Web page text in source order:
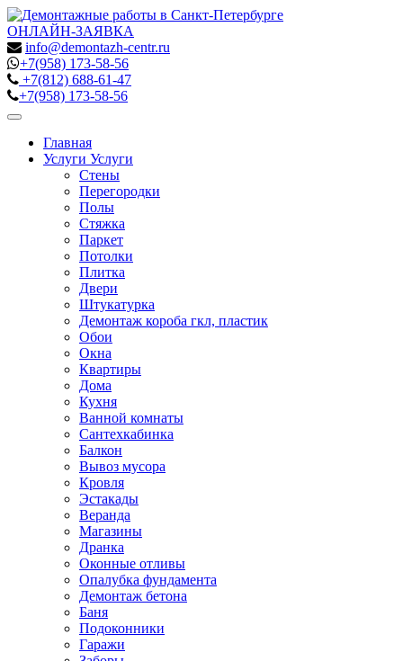
ОНЛАЙН-ЗАЯВКА
info@demontazh-centr.ru
+7(958) 173-58-56
+7(812) 688-61-47
+7(958) 173-58-56
Toggle
navigationГлавная
Услуги Услуги
Стены
Перегородки
Полы
Стяжка
Паркет
Потолки
Плитка
Двери
Штукатурка
Демонтаж короба гкл, пластик
Обои
Окна
Квартиры
Дома
Кухня
Ванной комнаты
Сантехкабинка
Балкон
Вывоз мусора
Кровля
Эстакады
Веранда
Магазины
Дранка
Оконные отливы
Опалубка фундамента
Демонтаж бетона
Баня
Подоконники
Гаражи